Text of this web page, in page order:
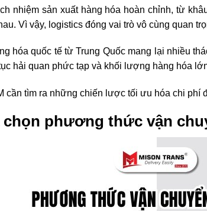
nhiệm sản xuất hàng hóa hoàn chỉnh, từ
Vì vậy, logistics đóng vai trò vô cùng quan
hóa quốc tế từ Trung Quốc mang lại nhiều
hải quan phức tạp và khối lượng hàng hóa
cần tìm ra những chiến lược tối ưu hóa chi phí
phương thức vận